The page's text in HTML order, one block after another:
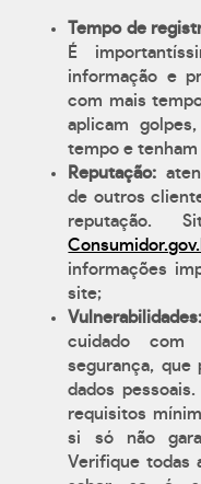
Tempo de
É
informação e
com mais
aplicam
tempo e
Reputação:
de outros
reputação.
informações
site;
Vulnerabilidades:
cuidado com
segurança, que
dados
requisitos
si só não
Verifique todas